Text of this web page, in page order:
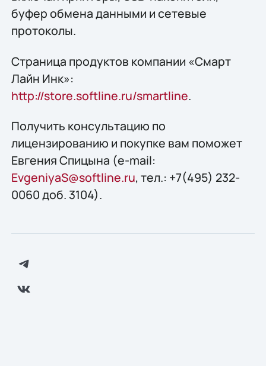
буфер обмена данными и сетевые
протоколы.
Страница продуктов компании «Смарт
Лайн Инк»:
http://store.softline.ru/smartline.
Получить консультацию по
лицензированию и покупке вам поможет
Евгения Спицына (e-mail:
EvgeniyaS@softline.ru, тел.: +7(495) 232-
0060 доб. 3104).